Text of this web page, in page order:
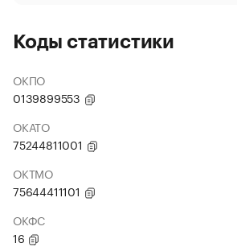
Коды статистики
ОКПО
0139899553
ОКАТО
75244811001
ОКТМО
75644411101
ОКФС
16